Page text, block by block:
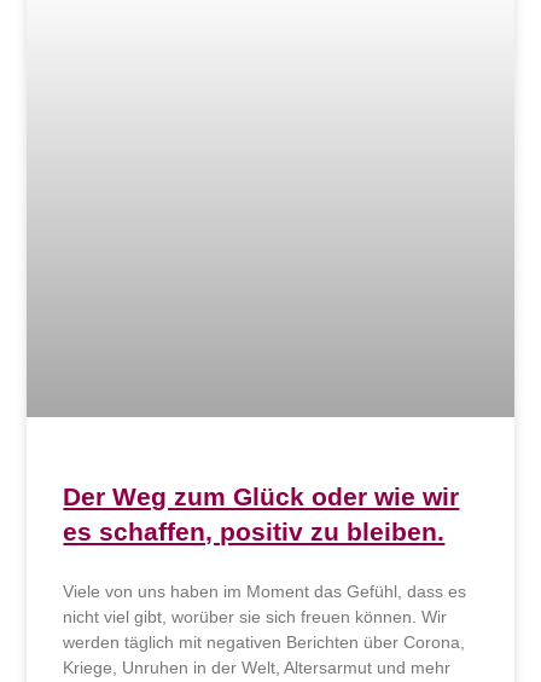
Der Weg zum Glück oder wie wir
es schaffen, positiv zu bleiben.
Viele von uns haben im Moment das Gefühl, dass es
nicht viel gibt, worüber sie sich freuen können. Wir
werden täglich mit negativen Berichten über Corona,
Kriege, Unruhen in der Welt, Altersarmut und mehr